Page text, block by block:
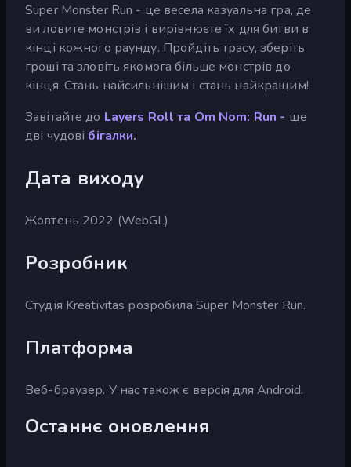
Super Monster Run - це весела казуальна гра, де
ви ловите монстрів і вирівнюєте їх для битви в
кінці кожного раунду. Пройдіть трасу, зберіть
гроші та зловіть якомога більше монстрів до
кінця. Стань найсильнішим і стань найкращим!
Завітайте до Layers Roll та Om Nom: Run - ще
дві чудові бігалки.
Дата виходу
Жовтень 2022 (WebGL)
Розробник
Студія Kreativitas розробила Super Monster Run.
Платформа
Веб-браузер. У нас також є версія для Android.
Останнє оновлення